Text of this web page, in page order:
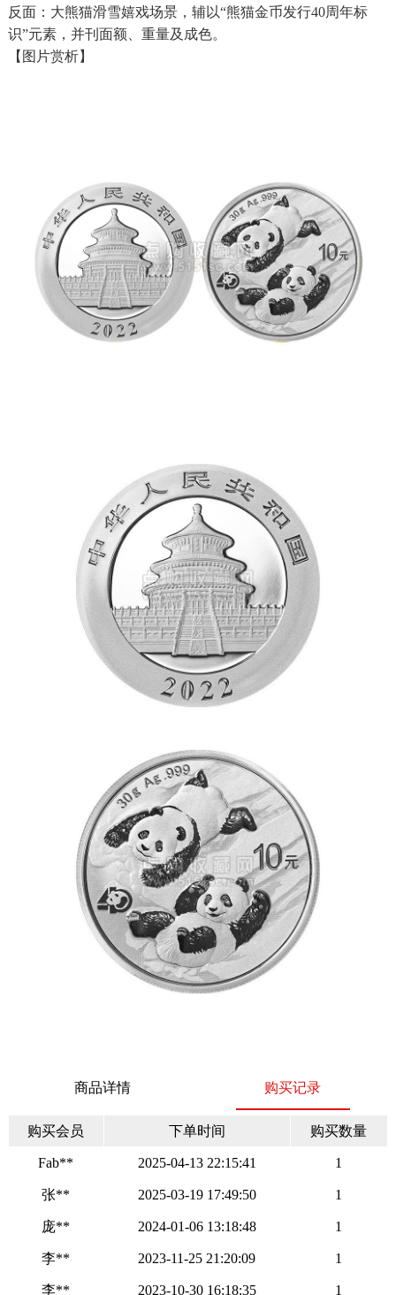
反面：大熊猫滑雪嬉戏场景，辅以“熊猫金币发行40周年标
识”元素，并刊面额、重量及成色。
【图片赏析】
商品详情 购买记录
购买会员 下单时间 购买数量
Fab** 2025-04-13 22:15:41 1
张** 2025-03-19 17:49:50 1
庞** 2024-01-06 13:18:48 1
李** 2023-11-25 21:20:09 1
李** 2023-10-30 16:18:35 1